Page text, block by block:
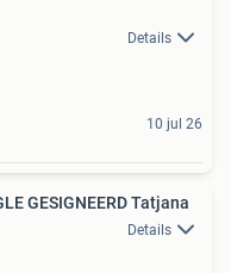
Details
10 jul 26
GESIGNEERD Tatjana
Details